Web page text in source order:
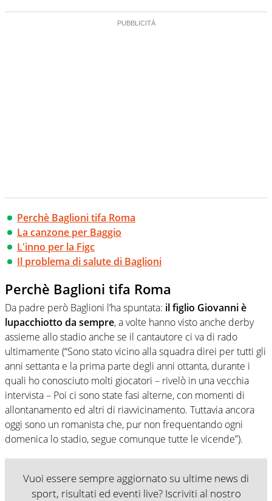
Perchè Baglioni tifa Roma
La canzone per Baggio
L'inno per la Figc
Il problema di salute di Baglioni
Perchè Baglioni tifa Roma
Da padre però Baglioni l’ha spuntata: il figlio Giovanni è
lupacchiotto da sempre, a volte hanno visto anche derby
assieme allo stadio anche se il cantautore ci va di rado
ultimamente (“Sono stato vicino alla squadra direi per tutti gli
anni settanta e la prima parte degli anni ottanta, durante i
quali ho conosciuto molti giocatori – rivelò in una vecchia
intervista – Poi ci sono state fasi alterne, con momenti di
allontanamento ed altri di riavvicinamento. Tuttavia ancora
oggi sono un romanista che, pur non frequentando ogni
domenica lo stadio, segue comunque tutte le vicende”).
Vuoi essere sempre aggiornato su ultime news di
sport, risultati ed eventi live? Iscriviti al nostro